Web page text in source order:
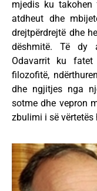
mjedis ku
atdheut dhe
drejtpërdrejtë dhe
dëshmitë. Të dy
Odavarrit ku fatet
filozofitë,
dhe ngjitjes nga
sotme dhe vepron
zbulimi i së vërtetës